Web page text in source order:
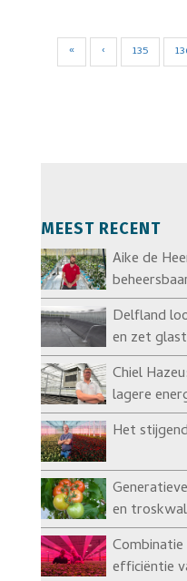
« ‹ 135
MEEST RECENT
Aike de
Delfland
en zet
Chiel
lagere
Het
en
efficiëntie